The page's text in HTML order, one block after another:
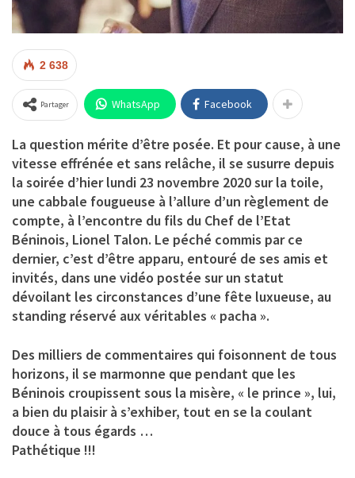
2 638
Partager WhatsApp Facebook
La question mérite d’être posée. Et pour cause, à une
vitesse effrénée et sans relâche, il se susurre depuis
la soirée d’hier lundi 23 novembre 2020 sur la toile,
une cabbale fougueuse à l’allure d’un règlement de
compte, à l’encontre du fils du Chef de l’Etat
Béninois, Lionel Talon. Le péché commis par ce
dernier, c’est d’être apparu, entouré de ses amis et
invités, dans une vidéo postée sur un statut
dévoilant les circonstances d’une fête luxueuse, au
standing réservé aux véritables « pacha ».
Des milliers de commentaires qui foisonnent de tous
horizons, il se marmonne que pendant que les
Béninois croupissent sous la misère, « le prince », lui,
a bien du plaisir à s’exhiber, tout en se la coulant
douce à tous égards …
Pathétique !!!